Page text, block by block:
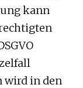
kann
wird in den